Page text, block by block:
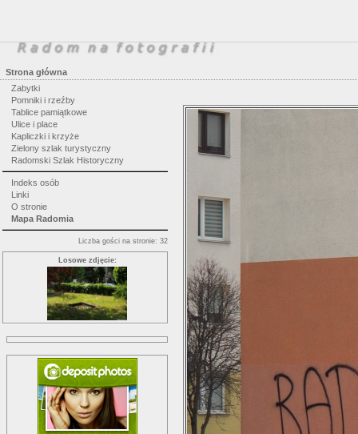
Strona główna
Zabytki
Pomniki i rzeźby
Tablice pamiątkowe
Ulice i place
Kapliczki i krzyże
Zielony szlak turystyczny
Radomski Szlak Historyczny
Indeks osób
Linki
O stronie
Mapa Radomia
Liczba gości na stronie: 32
Losowe zdjęcie: